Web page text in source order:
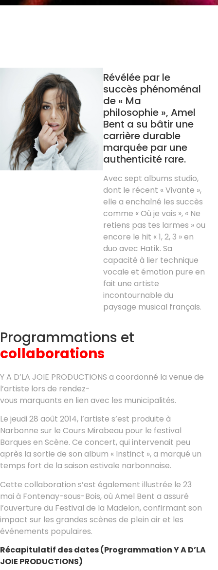
Révélée par le
succès phénoménal
de « Ma
philosophie », Amel
Bent a su bâtir une
carrière durable
marquée par une
authenticité rare.
Avec sept albums studio,
dont le récent « Vivante »,
elle a enchaîné les succès
comme « Où je vais », « Ne
retiens pas tes larmes » ou
encore le hit « 1, 2, 3 » en
duo avec Hatik. Sa
capacité à lier technique
vocale et émotion pure en
fait une artiste
incontournable du
paysage musical français.
Programmations et
collaborations
Y A D’LA JOIE PRODUCTIONS a coordonné la venue de
l’artiste lors de rendez-
vous marquants en lien avec les municipalités.
Le jeudi 28 août 2014, l’artiste s’est produite à
Narbonne sur le Cours Mirabeau pour le festival
Barques en Scène. Ce concert, qui intervenait peu
après la sortie de son album « Instinct », a marqué un
temps fort de la saison estivale narbonnaise.
Cette collaboration s’est également illustrée le 23
mai à Fontenay-sous-Bois, où Amel Bent a assuré
l’ouverture du Festival de la Madelon, confirmant son
impact sur les grandes scènes de plein air et les
événements populaires.
Récapitulatif des dates (Programmation Y A D’LA
JOIE PRODUCTIONS)